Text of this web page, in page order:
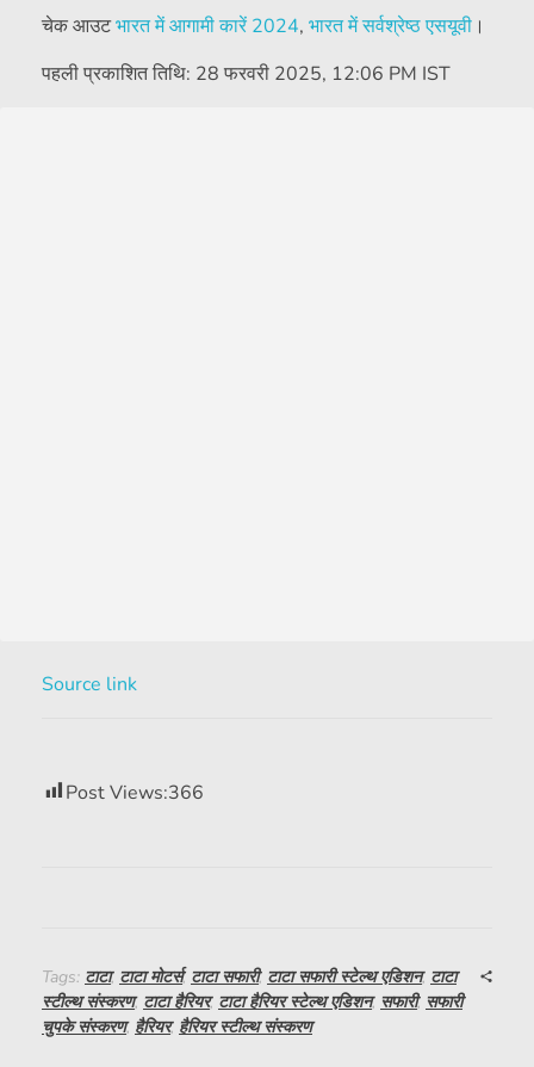
चेक आउटभारत में आगामी कारें 2024, भारत में सर्वश्रेष्ठ एसयूवी ।
पहली प्रकाशित तिथि: 28 फरवरी 2025, 12:06 PM IST
Source link
Post Views:366
Tags: टाटा, टाटा मोटर्स, टाटा सफारी, टाटा सफारी स्टेल्थ एडिशन, टाटा
स्टील्थ संस्करण, टाटा हैरियर, टाटा हैरियर स्टेल्थ एडिशन, सफारी, सफारी
चुपके संस्करण, हैरियर, हैरियर स्टील्थ संस्करण